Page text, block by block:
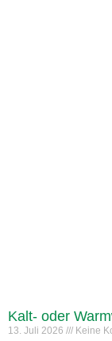
Kalt- oder
13. Juli 2026 Keine